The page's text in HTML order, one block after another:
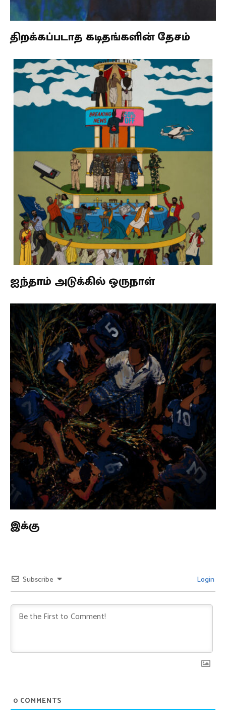
திறக்கப்படாத கடிதங்களின் தேசம்
ஐந்தாம் அடுக்கில் ஒருநாள்
இக்கு
Subscribe Login
0 COMMENTS